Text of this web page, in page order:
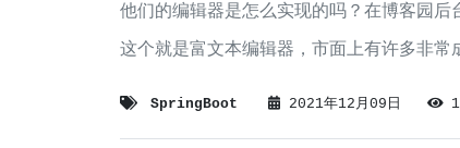
他们的编辑器是怎么实现的吗？在博客园
这个就是富文本编辑器，市面上有许多非
SpringBoot 2021年12月09日